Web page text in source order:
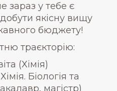
зараз у тебе є
якісну вищу
бюджету!
траєкторію:
(Хімія)
Біологія та
магістр)